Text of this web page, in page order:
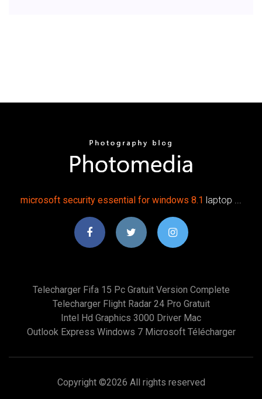
microsoft security essential for windows 8.1 laptop ...
Telecharger Fifa 15 Pc Gratuit Version Complete
Telecharger Flight Radar 24 Pro Gratuit
Intel Hd Graphics 3000 Driver Mac
Outlook Express Windows 7 Microsoft Télécharger
Copyright ©2026 All rights reserved